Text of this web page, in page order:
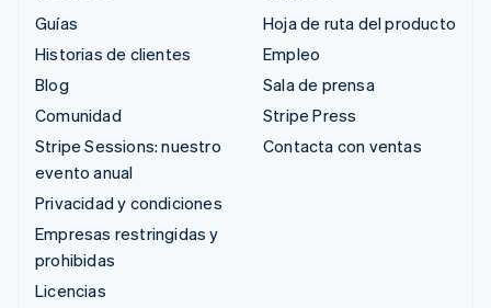
Guías
Historias de clientes
Blog
Comunidad
Stripe Sessions: nuestro
evento anual
Privacidad y condiciones
Empresas restringidas y
prohibidas
Licencias
Hoja de ruta del producto
Empleo
Sala de prensa
Stripe Press
Contacta con ventas